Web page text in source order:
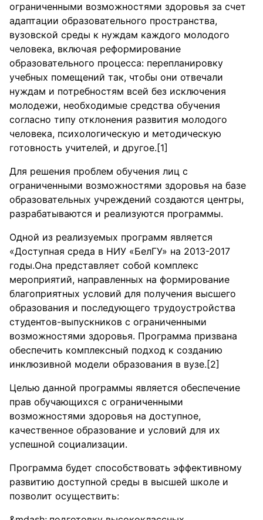
ограниченными возможностями здоровья за счет
адаптации образовательного пространства,
вузовской среды к нуждам каждого молодого
человека, включая реформирование
образовательного процесса: перепланировку
учебных помещений так, чтобы они отвечали
нуждам и потребностям всей без исключения
молодежи, необходимые средства обучения
согласно типу отклонения развития молодого
человека, психологическую и методическую
готовность учителей, и другое.[1]
Для решения проблем обучения лиц с
ограниченными возможностями здоровья на базе
образовательных учреждений создаются центры,
разрабатываются и реализуются программы.
Одной из реализуемых программ является
«Доступная среда в НИУ «БелГУ» на 2013-2017
годы.Она представляет собой комплекс
мероприятий, направленных на формирование
благоприятных условий для получения высшего
образования и последующего трудоустройства
студентов-выпускников с ограниченными
возможностями здоровья. Программа призвана
обеспечить комплексный подход к созданию
инклюзивной модели образования в вузе.[2]
Целью данной программы является обеспечение
прав обучающихся с ограниченными
возможностями здоровья на доступное,
качественное образование и условий для их
успешной социализации.
Программа будет способствовать эффективному
развитию доступной среды в высшей школе и
позволит осуществить: